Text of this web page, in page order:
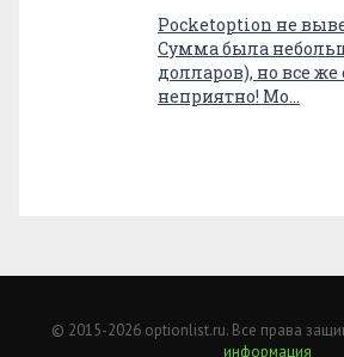
Pocketoption не
Сумма была
долларов), но все же
неприятно! Мо…
© 2015-2026 optionlist.ru. Все права
информация